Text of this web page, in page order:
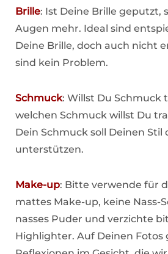
Brille: Ist Deine Brille geputzt,
Augen mehr. Ideal sind
Deine Brille, doch auch nicht
sind kein Problem.
Schmuck: Willst Du Schmuck
welchen Schmuck willst Du
Dein Schmuck soll Deinen Stil
unterstützen.
Make-up: Bitte verwende für
mattes Make-up, keine Nass-
nasses Puder und verzichte
Highlighter. Auf Deinen Fotos